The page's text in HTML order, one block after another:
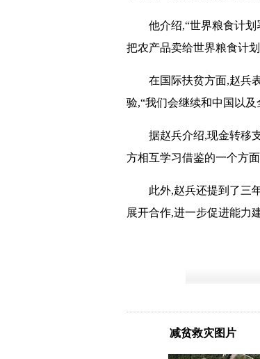
他介绍,“世界粮食计
把农产品卖给世界粮食计
在国际扶贫方面,赵兵
验,“我们会继续和中国以及
据赵兵介绍,现金转移
方相互学习借鉴的一个方
此外,赵兵还提到了三
展开合作,进一步促进能力